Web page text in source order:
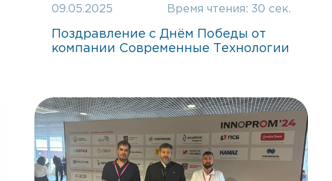
09.05.2025 Время чтения:30 сек.
Поздравление с Днём Победы от
компании Современные Технологии